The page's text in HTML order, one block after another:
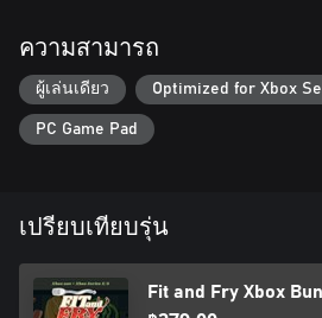
ความสามารถ
ผู้เล่นเดียว Optimized for Xbox
PC Game Pad
เปรียบเทียบรุ่น
Fit and Fry Xbox